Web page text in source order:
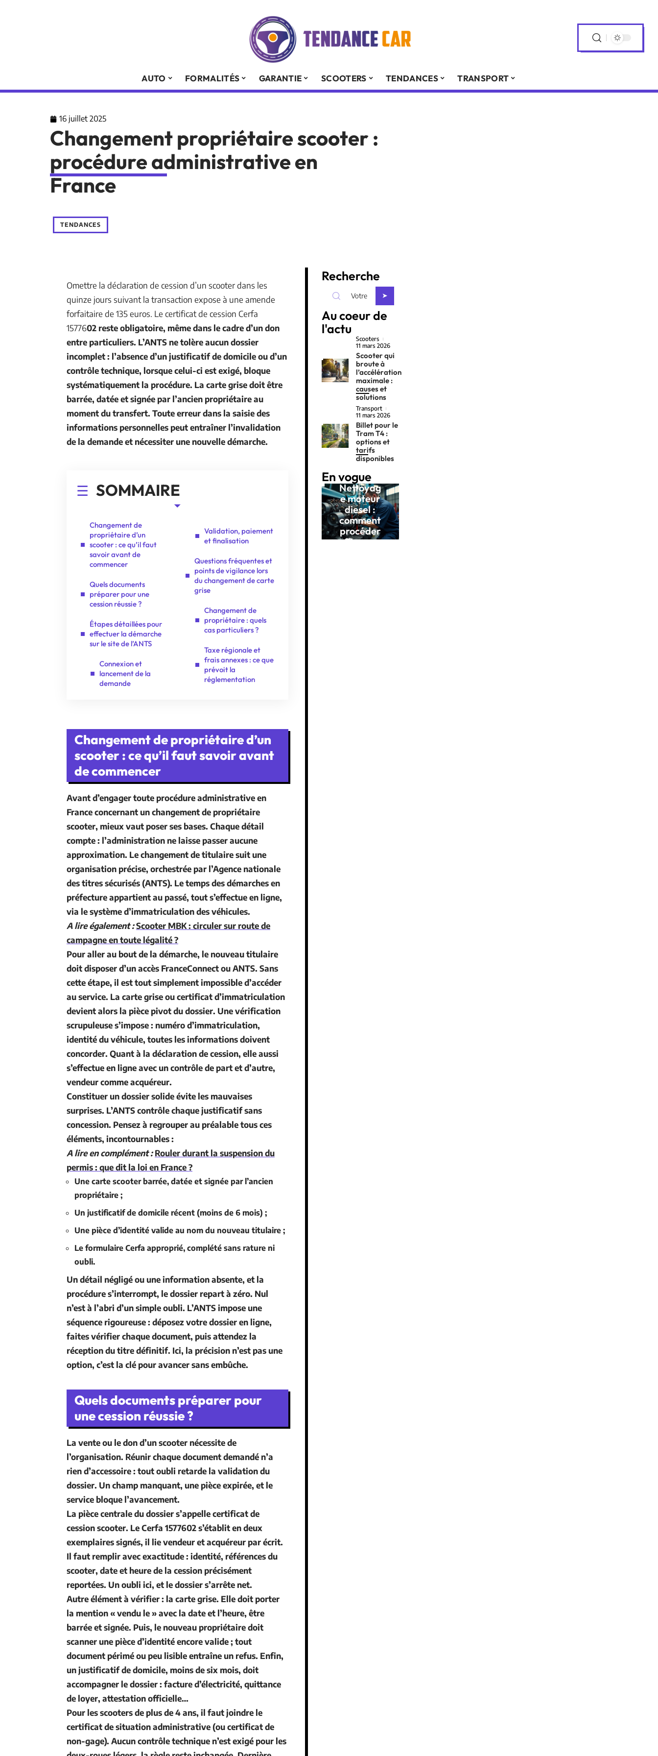
AUTO FORMALITÉS GARANTIE SCOOTERS TENDANCES TRANSPORT
16 juillet 2025
Changement propriétaire scooter :
procédure administrative en
France
TENDANCES
Omettre la déclaration de cession d’un scooter dans les
quinze jours suivant la transaction expose à une amende
forfaitaire de 135 euros. Le certificat de cession Cerfa
1577602 reste obligatoire, même dans le cadre d’un don
entre particuliers. L’ANTS ne tolère aucun dossier
incomplet : l’absence d’un justificatif de domicile ou d’un
contrôle technique, lorsque celui-ci est exigé, bloque
systématiquement la procédure. La carte grise doit être
barrée, datée et signée par l’ancien propriétaire au
moment du transfert. Toute erreur dans la saisie des
informations personnelles peut entraîner l’invalidation
de la demande et nécessiter une nouvelle démarche.
SOMMAIRE
Changement de
propriétaire d’un
scooter : ce qu’il faut
savoir avant de
commencer
Quels documents
préparer pour une
cession réussie ?
Étapes détaillées pour
effectuer la démarche
sur le site de l’ANTS
Connexion et
lancement de la
demande
Validation, paiement
et finalisation
Questions fréquentes et
points de vigilance lors
du changement de carte
grise
Changement de
propriétaire : quels
cas particuliers ?
Taxe régionale et
frais annexes : ce que
prévoit la
réglementation
Changement de propriétaire d’un
scooter : ce qu’il faut savoir avant
de commencer
Avant d’engager toute procédure administrative en
Franceconcernant unchangement de propriétaire
scooter, mieux vaut poser ses bases. Chaque détail
compte : l’administration ne laisse passer aucune
approximation. Lechangement de titulairesuit une
organisation précise, orchestrée par l’Agence nationale
des titres sécurisés (ANTS). Le temps des démarches en
préfecture appartient au passé, tout s’effectue en ligne,
via lesystème d’immatriculation des véhicules.
A lire également :Scooter MBK : circuler sur route de
campagne en toute légalité ?
Pour aller au bout de la démarche, le nouveautitulaire
doit disposer d’un accès FranceConnect ou ANTS. Sans
cette étape, il est tout simplement impossible d’accéder
au service. La carte griseoucertificat d’immatriculation
devient alors la pièce pivot du dossier. Une vérification
scrupuleuse s’impose : numéro d’immatriculation,
identité du véhicule, toutes les informations doivent
concorder. Quant à la déclaration de cession, elle aussi
s’effectue en ligne avec un contrôle de part et d’autre,
vendeur comme acquéreur.
Constituer un dossier solide évite les mauvaises
surprises. L’ANTS contrôle chaque justificatif sans
concession. Pensez à regrouper au préalable tous ces
éléments, incontournables :
A lire en complément : Rouler durant la suspension du
permis : que dit la loi en France ?
Une carte scooterbarrée, datée et signée par l’ancien
propriétaire ;
Un justificatif de domicile récent (moins de 6 mois) ;
Une pièce d’identité valide au nom du nouveau titulaire ;
Le formulaire Cerfa approprié, complété sans rature ni
oubli.
Un détail négligé ou une information absente, et la
procédure s’interrompt, le dossier repart à zéro. Nul
n’est à l’abri d’un simple oubli. L’ANTS impose une
séquence rigoureuse : déposez votre dossier en ligne,
faites vérifier chaque document, puis attendez la
réception du titre définitif. Ici, la précision n’est pas une
option, c’est la clé pour avancer sans embûche.
Quels documents préparer pour
une cession réussie ?
La vente ou le don d’un scooter nécessite de
l’organisation. Réunir chaquedocumentdemandé n’a
rien d’accessoire : tout oubli retarde la validation du
dossier. Un champ manquant, une pièce expirée, et le
service bloque l’avancement.
La pièce centrale du dossier s’appellecertificat de
cession scooter. Le Cerfa 1577602s’établit en deux
exemplaires signés, il lie vendeur et acquéreur par écrit.
Il faut remplir avec exactitude : identité, références du
scooter, date et heure de la cession précisément
reportées. Un oubli ici, et le dossier s’arrête net.
Autre élément à vérifier : la carte grise. Elle doit porter
la mention « vendu le » avec la date et l’heure, être
barrée et signée. Puis, le nouveau propriétaire doit
scanner une pièce d’identitéencore valide ; tout
document périmé ou peu lisible entraîne un refus. Enfin,
unjustificatif de domicile, moins de six mois, doit
accompagner le dossier : facture d’électricité, quittance
de loyer, attestation officielle…
Pour les scooters de plus de 4 ans, il faut joindre le
certificat de situation administrative (ou certificat de
non-gage). Aucun contrôle technique n’est exigé pour les
Recherche
Au coeur de
l'actu
Scooters
11 mars 2026
Scooter qui
broute à
l’accélération
maximale :
causes et
solutions
Transport
11 mars 2026
Billet pour le
Tram T4 :
options et
tarifs
disponibles
En vogue
8 min read
Nettoyag
e moteur
diesel :
comment
procéder
efficacem